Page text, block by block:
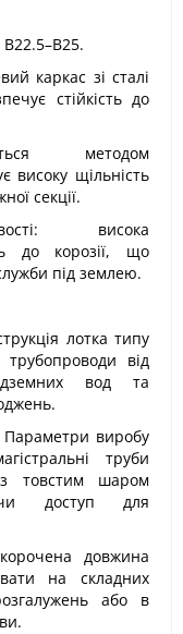
каркас зі сталі
стійкість до
методом
високу щільність
секції.
висока
до корозії, що
під землею.
лотка типу
від
вод та
Параметри виробу
труби
товстим шаром
доступ для
довжина
на складних
або в